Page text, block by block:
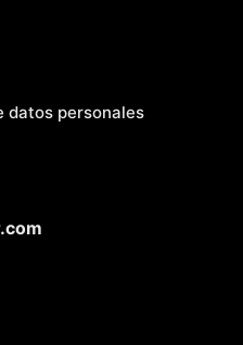
datos personales